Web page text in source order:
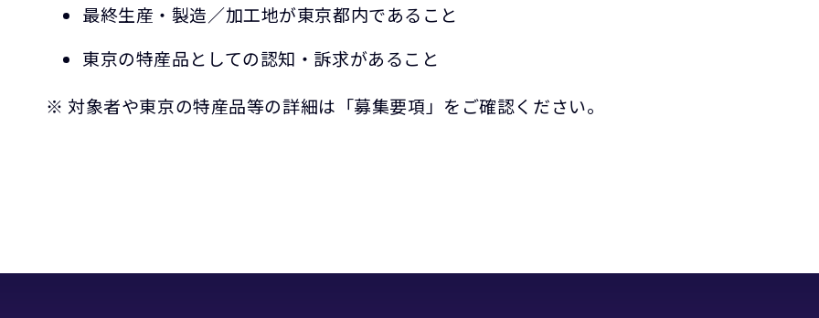
最終生産・製造／加工地が東京都内であること
東京の特産品としての認知・訴求があること
※ 対象者や東京の特産品等の詳細は「募集要項」をご確認ください。